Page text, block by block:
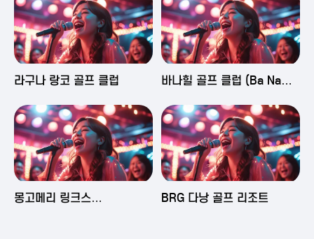
2025-06-03 15:05
라구나 랑코 골프 클럽 2025-06-03 14:58
바나힐 골프 클럽 (Ba Na
2025-06-03 14:50
몽고메리 링크스
2025-06-02 23:29
BRG 다낭 골프 리조트